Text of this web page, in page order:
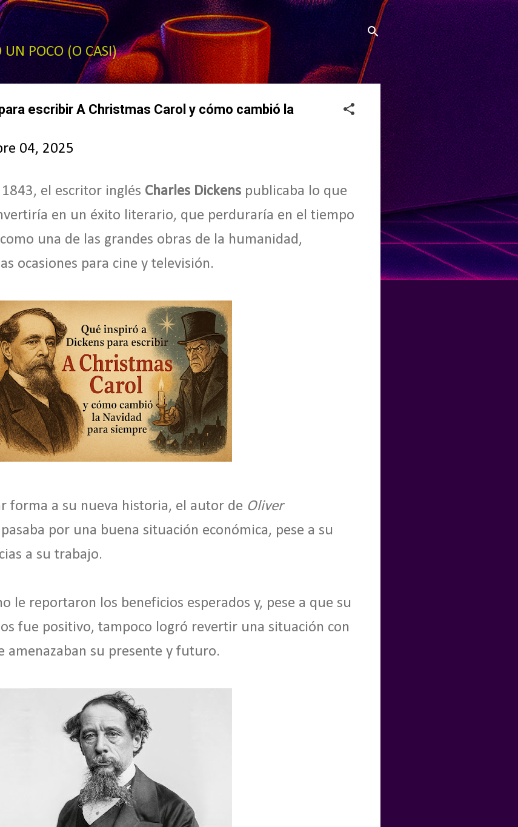
Ir al contenido principal
POCO (O CASI)
escribir A Christmas Carol y cómo cambió la
04, 2025
el escritor inglés Charles Dickens publicaba lo que
en un éxito literario, que perduraría en el tiempo
una de las grandes obras de la humanidad,
ocasiones para cine y televisión.
forma a su nueva historia, el autor de Oliver
por una buena situación económica, pese a su
a su trabajo.
le reportaron los beneficios esperados y, pese a que su
fue positivo, tampoco logró revertir una situación con
amenazaban su presente y futuro.